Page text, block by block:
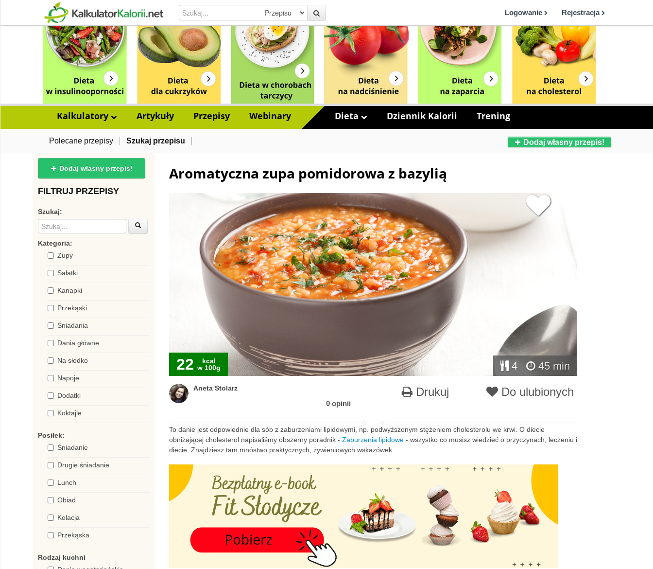
Logowanie Rejestracja
Kalkulatory Artykuły Przepisy Webinary Dieta Dziennik Kalorii Trening
Polecane przepisy Szukaj przepisu Dodaj własny przepis!
Dodaj własny przepis!
FILTRUJ PRZEPISY
Szukaj:
Kategoria:
Zupy
Sałatki
Kanapki
Przekąski
Śniadania
Dania główne
Na słodko
Napoje
Dodatki
Koktajle
Posiłek:
Śniadanie
Drugie śniadanie
Lunch
Obiad
Kolacja
Przekąska
Rodzaj kuchni
Aromatyczna zupa pomidorowa z bazylią
22
kcal
w 100g
4 45 min
Aneta Stolarz
0 opinii
Drukuj Do ulubionych
To danie jest odpowiednie dla sób z zaburzeniami lipidowymi, np. podwyższonym stężeniem cholesterolu we krwi. O diecie
obniżającej cholesterol napisaliśmy obszerny poradnik - Zaburzenia lipidowe - wszystko co musisz wiedzieć o przyczynach, leczeniu i
diecie. Znajdziesz tam mnóstwo praktycznych, żywieniowych wskazówek.